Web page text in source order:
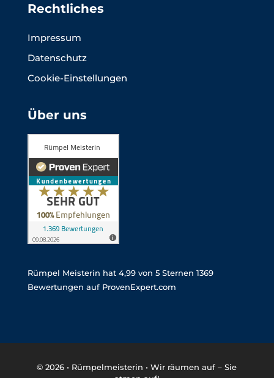
Rechtliches
Impressum
Datenschutz
Cookie-Einstellungen
Über uns
Rümpel Meisterin hat 4,99von 5Sternen 1369
Bewertungen auf ProvenExpert.com
© 2026 • Rümpelmeisterin • Wir räumen auf – Sie